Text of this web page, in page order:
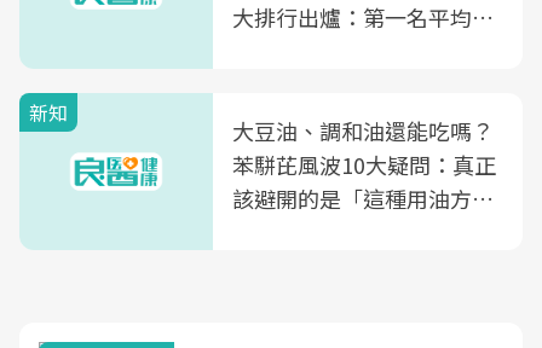
大排行出爐：第一名平均一
新知
大豆油、調和油還能吃嗎？
苯駢芘風波10大疑問：真正
該避開的是「這種用油方